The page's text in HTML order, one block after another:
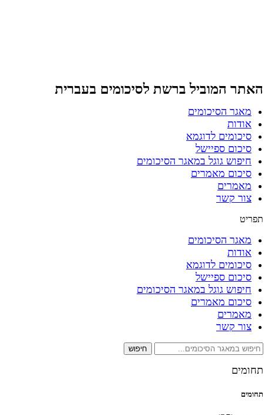
האתר המוביל ברשת לסיכומים בעברית
מאגר הסיכומים
אודות
סיכומים לדוגמא
סיכום ספיישל
חיפוש גוגל במאגר הסיכומים
סיכום מאמרים
מאמרים
צור קשר
תפריט
מאגר הסיכומים
אודות
סיכומים לדוגמא
סיכום ספיישל
חיפוש גוגל במאגר הסיכומים
סיכום מאמרים
מאמרים
צור קשר
חיפוש
תחומים
תחומים